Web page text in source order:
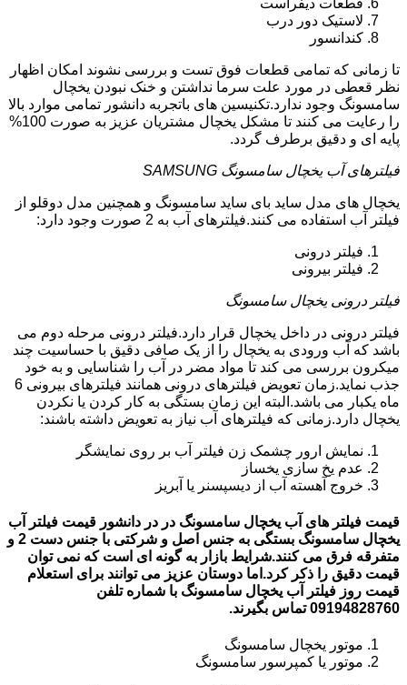
لاستیک دور درب
کندانسور
تا زمانی که تمامی قطعات فوق تست و بررسی نشوند امکان اظهار
نظر قعطی در مورد علت سرما نداشتن و خنک نبودن یخچال
سامسونگ وجود ندارد.تکنیسین های باتجربه دانشور تمامی موارد بالا
را رعایت می کنند تا مشکل یخچال مشتریان عزیز به صورت 100%
پایه ای و دقیق برطرف گردد.
فیلترهای آب یخچال سامسونگ SAMSUNG
یخچال های مدل ساید بای ساید سامسونگ و همچنین مدل دوقلو از
فیلتر آب استفاده می کنند.فیلترهای آب به 2 صورت وجود دارد:
فیلتر درونی
فیلتر بیرونی
فیلتر درونی یخچال سامسونگ
فیلتر درونی در داخل یخچال قرار دارد.فیلتر درونی مرحله دوم می
باشد که آب ورودی به یخچال را از یک صافی دقیق با حساسیت چند
میکرون بررسی می کند تا مواد مضر در آب را شناسایی و به خود
جذب نماید.زمان تعویض فیلترهای درونی همانند فیلترهای بیرونی 6
ماه یکبار می باشد.البته این زمان بستگی به کار کردن یا نکردن
یخچال دارد.زمانی که فیلترهای آب نیاز به تعویض داشته باشند:
نمایش ارور چشمک زن فیلتر آب بر روی نمایشگر
عدم یخ سازی یخساز
خروج آهسته آب از دیسپسنر یا آبریز
قیمت فیلتر های آب یخچال سامسونگ در در دانشور قیمت فیلتر آب
یخچال سامسونگ بستگی به جنس اصل و شرکتی با جنس دست 2 و
متفرقه فرق می کنند.شرایط بازار به گونه ای است که نمی توان
قیمت دقیق را ذکر کرد.اما دوستان عزیز می توانند برای استعلام
قیمت روز فیلتر آب یخچال سامسونگ با شماره تلفن
09194828760 تماس بگیرند.
موتور یخچال سامسونگ
موتور یا کمپرسور سامسونگ